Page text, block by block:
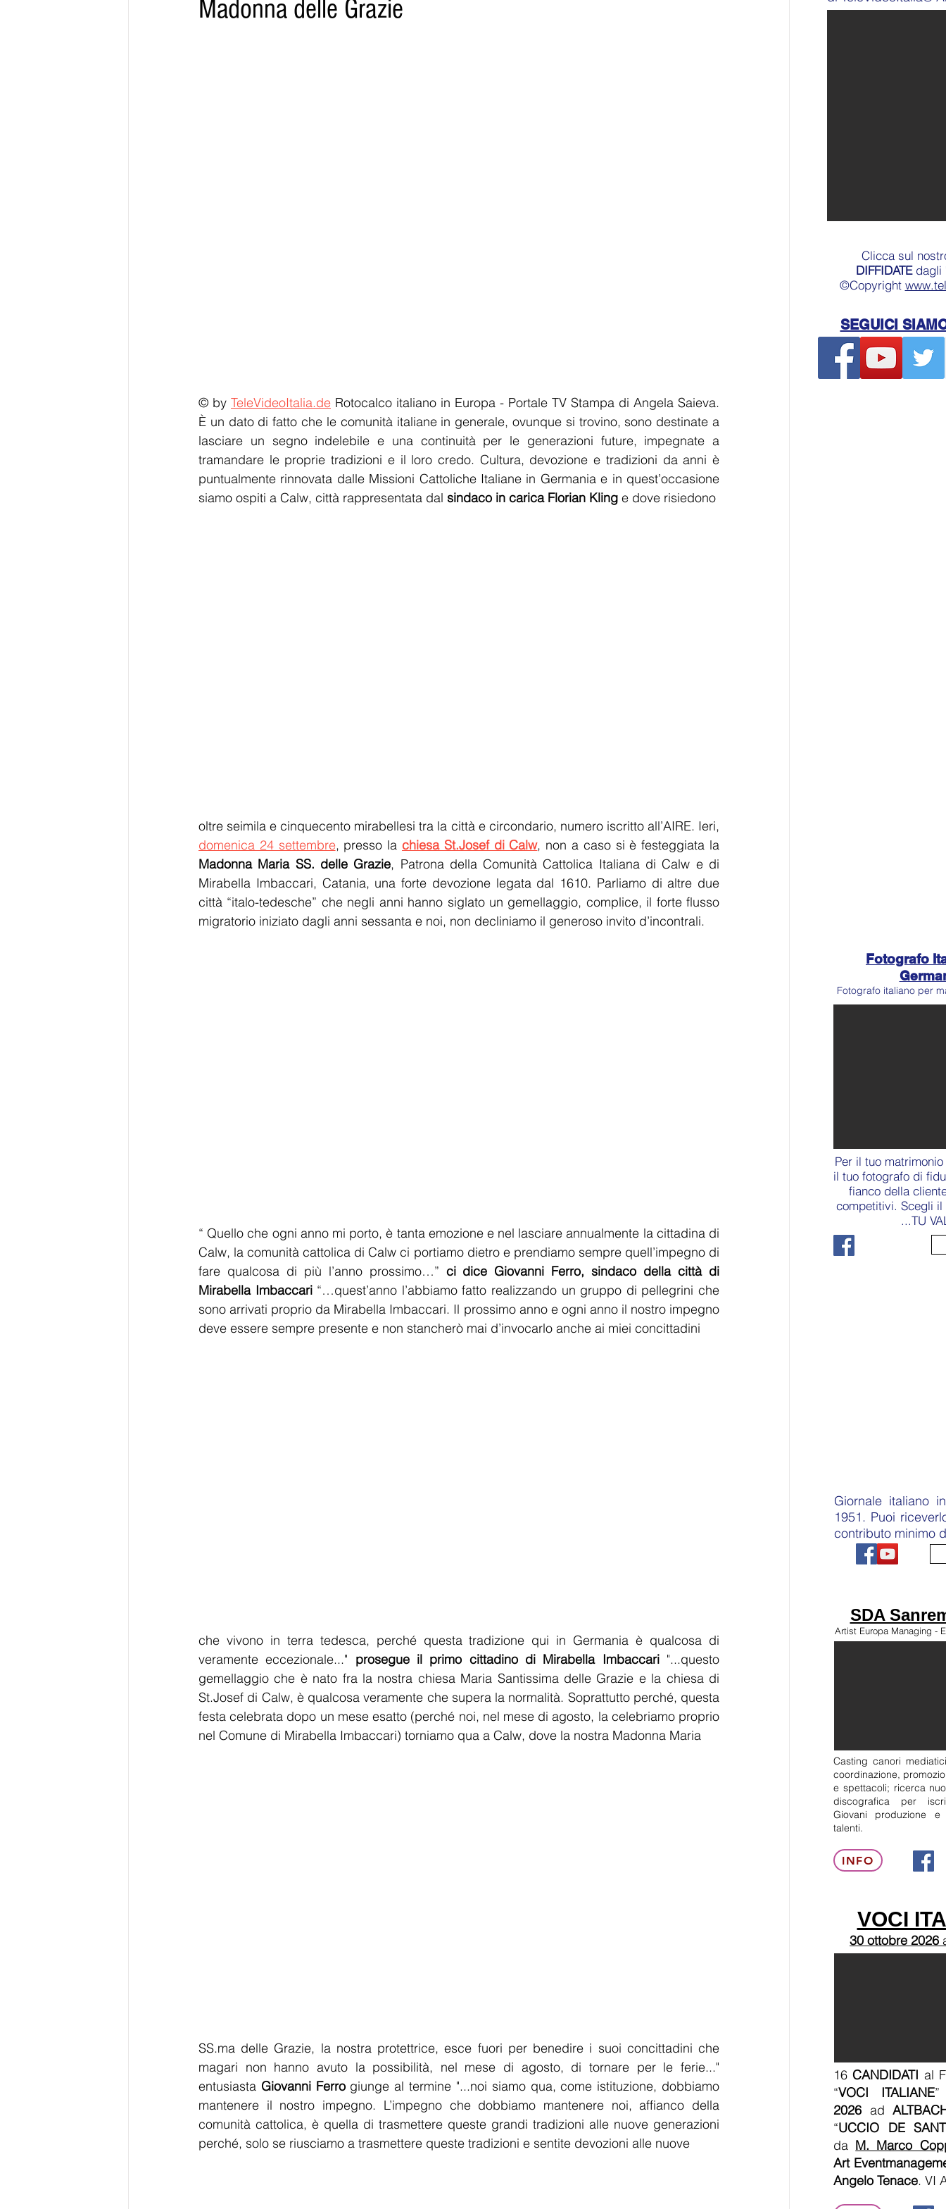
Madonna delle Grazie
© by TeleVideoItalia.de Rotocalco italiano in Europa - Portale TV Stampa di Angela Saieva.
È un dato di fatto che le comunità italiane in generale, ovunque si trovino, sono destinate a
lasciare un segno indelebile e una continuità per le generazioni future, impegnate a
tramandare le proprie tradizioni e il loro credo. Cultura, devozione e tradizioni da anni è
puntualmente rinnovata dalle Missioni Cattoliche Italiane in Germania e in quest’occasione
siamo ospiti a Calw, città rappresentata dal sindaco in carica Florian Kling e dove risiedono
domenica 24 settembre, presso la chiesa St.Josef di Calw
Madonna Maria SS. delle Grazie, Patrona della Comunità Cattolica Italiana di Calw e di
Mirabella Imbaccari, Catania, una forte devozione legata dal 1610. Parliamo di altre due
città “italo-tedesche” che negli anni hanno siglato un gemellaggio, complice, il forte flusso
migratorio iniziato dagli anni sessanta e noi, non decliniamo il generoso invito d’incontrali.
“ Quello che ogni anno mi porto, è tanta emozione e nel lasciare annualmente la cittadina di
Calw, la comunità cattolica di Calw ci portiamo dietro e prendiamo sempre quell’impegno di
fare qualcosa di più l’anno prossimo…” ci dice Giovanni Ferro, sindaco della città di
Mirabella Imbaccari “…quest’anno l’abbiamo fatto realizzando un gruppo di pellegrini che
sono arrivati proprio da Mirabella Imbaccari. Il prossimo anno e ogni anno il nostro impegno
deve essere sempre presente e non stancherò mai d’invocarlo anche ai miei concittadini
che vivono in terra tedesca, perché questa tradizione qui in Germania è qualcosa di
veramente eccezionale..." prosegue il primo cittadino di Mirabella Imbaccari "...questo
gemellaggio che è nato fra la nostra chiesa Maria Santissima delle Grazie e la chiesa di
St.Josef di Calw, è qualcosa veramente che supera la normalità. Soprattutto perché, questa
festa celebrata dopo un mese esatto (perché noi, nel mese di agosto, la celebriamo proprio
nel Comune di Mirabella Imbaccari) torniamo qua a Calw, dove la nostra Madonna Maria
SS.ma delle Grazie, la nostra protettrice, esce fuori per benedire i suoi concittadini che
magari non hanno avuto la possibilità, nel mese di agosto, di tornare per le ferie..."
entusiasta Giovanni Ferro giunge al termine "...noi siamo qua, come istituzione, dobbiamo
mantenere il nostro impegno. L’impegno che dobbiamo mantenere noi, affianco della
comunità cattolica, è quella di trasmettere queste grandi tradizioni alle nuove generazioni
perché, solo se riusciamo a trasmettere queste tradizioni e sentite devozioni alle nuove
Clicca sul
DIFFIDATEdagli
©Copyright www.tel
SEGUICI
Fotografo
Fotografo italiano per
Per il tuo
il tuo fotografo di
fianco della
competitivi. Scegli
...TU
Giornale italiano
1951. Puoi
contributo minimo
SDA
Artist Europa Managing -
Casting canori
coordinazione,
e spettacoli; ricerca
discografica per
Giovani produzione e
talenti.
INFO
VOCI
30 ottobre 2026
16CANDIDATI al
“VOCI ITALIANE
2026 ad
“UCCIO DE
da M. Marco
Art
Angelo Tenace. VI